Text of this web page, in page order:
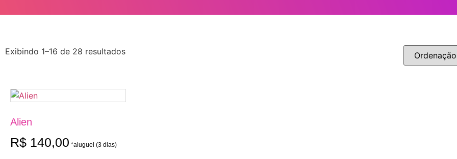
Exibindo 1–16 de 28 resultados
Alien
R$ 140,00